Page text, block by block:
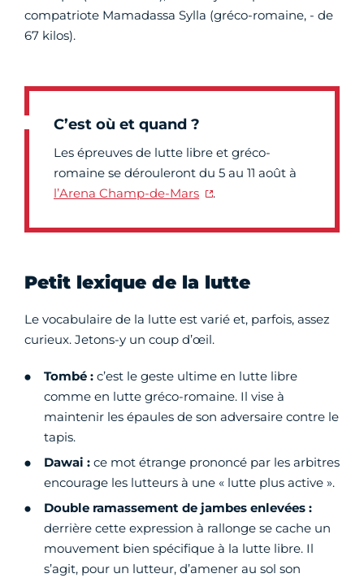
compatriote Mamadassa Sylla (gréco-romaine, - de
67 kilos).
C’est où et quand ?
Les épreuves de lutte libre et gréco-
romaine se dérouleront du 5 au 11 août à
l’Arena Champ-de-Mars
.
Petit lexique de la lutte
Le vocabulaire de la lutte est varié et, parfois, assez
curieux. Jetons-y un coup d’œil.
Tombé : c’est le geste ultime en lutte libre
comme en lutte gréco-romaine. Il vise à
maintenir les épaules de son adversaire contre le
tapis.
Dawai : ce mot étrange prononcé par les arbitres
encourage les lutteurs à une « lutte plus active ».
Double ramassement de jambes enlevées :
derrière cette expression à rallonge se cache un
mouvement bien spécifique à la lutte libre. Il
s’agit, pour un lutteur, d’amener au sol son